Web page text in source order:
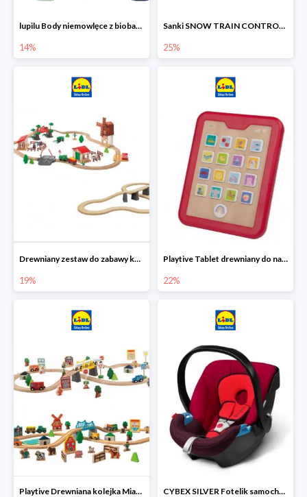
lupilu Body niemowlęce z biobawełny
14%
Sanki SNOW TRAIN CONTROL -25%
25%
Drewniany zestaw do zabawy kolejką - farma i wiadukt
19%
Playtive Tablet drewniany do nauki, interaktywny
22%
Playtive Drewniana kolejka Miasto lub Farma CYBEX SILVER Fotelik samochodowy